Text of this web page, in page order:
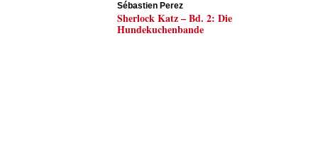
Sébastien Perez
Sherlock Katz – Bd. 2: Die
Hundekuchenbande